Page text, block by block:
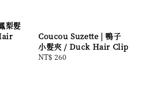
梨髮
Coucou Suzette | 鴨子
小髮夾 / Duck Hair Clip
Regular
NT$ 260